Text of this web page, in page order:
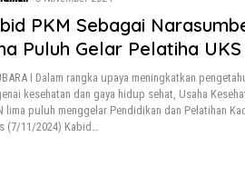
PKM Sebagai
Puluh Gelar Pelatiha UKS
I Dalam rangka upaya meningkatkan
kesehatan dan gaya hidup sehat, Usaha
lima puluh menggelar Pendidikan dan Pelatihan
(7/11/2024) Kabid…